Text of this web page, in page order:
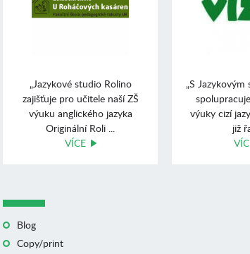
„Jazykové studio Rolino
zajišťuje pro učitele naší ZŠ
výuku anglického jazyka
Originální Roli ...
VÍCE
„S
výuky cizí
již
Blog
Copy/print